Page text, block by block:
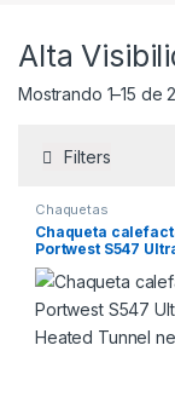
Alta
Mostrando 1–15 de
Filters
Chaquetas
Chaqueta
Portwest S547
Heated Tunnel